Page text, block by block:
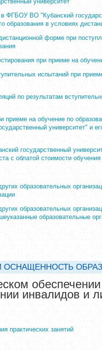
ФГБОУ ВО "Кубанский
образования в условиях
форме при
при приеме на
испытаний при
по результатам
приеме на обучение по
университет" и
государственный
с облатой стоимости
образовательных
образовательных
образовательные
обеспечении
инвалидов и
практических занятий